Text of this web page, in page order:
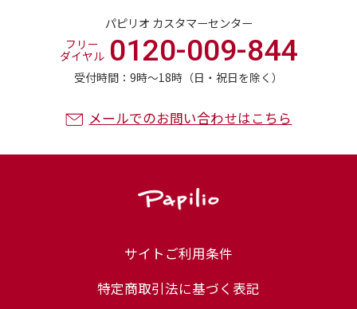
パピリオ カスタマーセンター
受付時間：9時〜18時（日・祝日を除く）
フリー
ダイヤル 0120-009-844
メールでのお問い合わせはこちら
サイトご利用条件
特定商取引法に基づく表記